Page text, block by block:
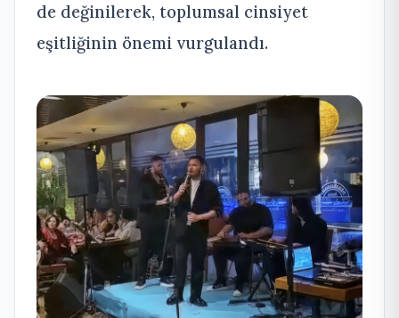
de değinilerek, toplumsal cinsiyet
eşitliğinin önemi vurgulandı.